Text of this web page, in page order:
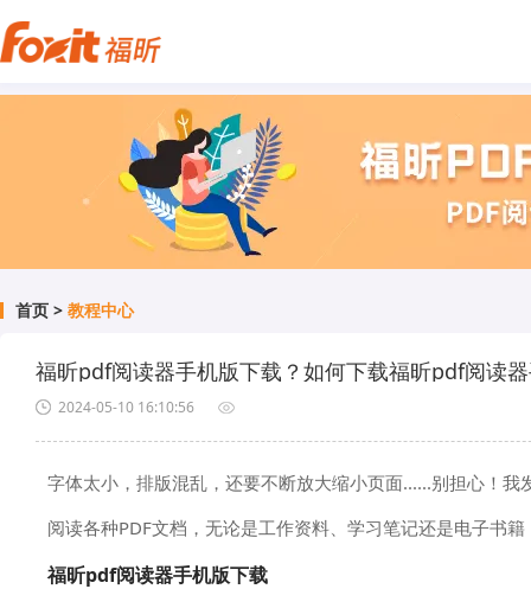
首页 > 教程中心
福昕pdf阅读器手机版下载？如何下载福昕pdf阅读
2024-05-10 16:10:56
字体太小，排版混乱，还要不断放大缩小页面......别担心！我
阅读各种PDF文档，无论是工作资料、学习笔记还是电子书
福昕pdf阅读器手机版下载